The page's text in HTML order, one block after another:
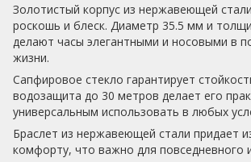
Золотистый корпус из нержавеющей
роскошь и блеск. Диаметр 35.5 мм и
делают часы элегантными и носовыми в
жизни.
Сапфировое стекло гарантирует
водозащита до 30 метров делает его
универсальным использовать в любых
Браслет из нержавеющей стали придает
комфорту, что важно для повседневного